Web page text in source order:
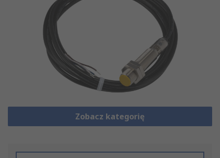
Zobacz kategorię